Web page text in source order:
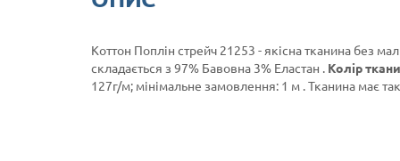
Коттон Поплін стрейч 21253 - якісна тканина без
складається з 97% Бавовна 3% Еластан . Колір
127г/м; мінімальне замовлення: 1 м . Тканина має